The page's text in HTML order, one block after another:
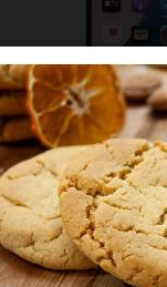
- Black - imagen 1